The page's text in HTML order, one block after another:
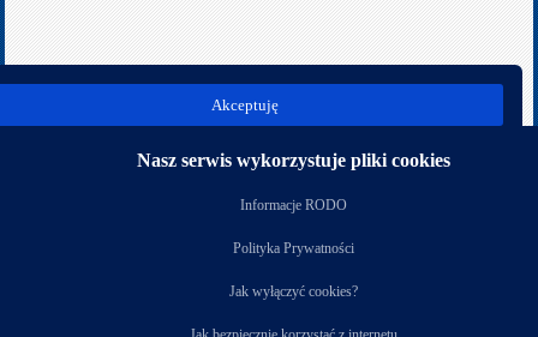
poprz.
Akceptuję
Nasz serwis wykorzystuje pliki cookies
Informacje RODO
Polityka Prywatności
Jak wyłączyć cookies?